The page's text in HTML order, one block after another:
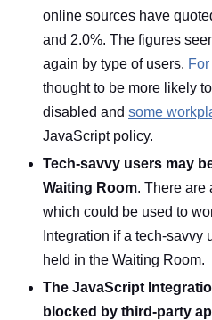
online sources have
and 2.0%. The figures
again by type of users.
thought to be more likely
disabled and some
JavaScript policy.
Tech-savvy users may
Waiting Room. There are
which could be used to
Integration if a tech-savvy
held in the Waiting Room.
The JavaScript
blocked by third-party